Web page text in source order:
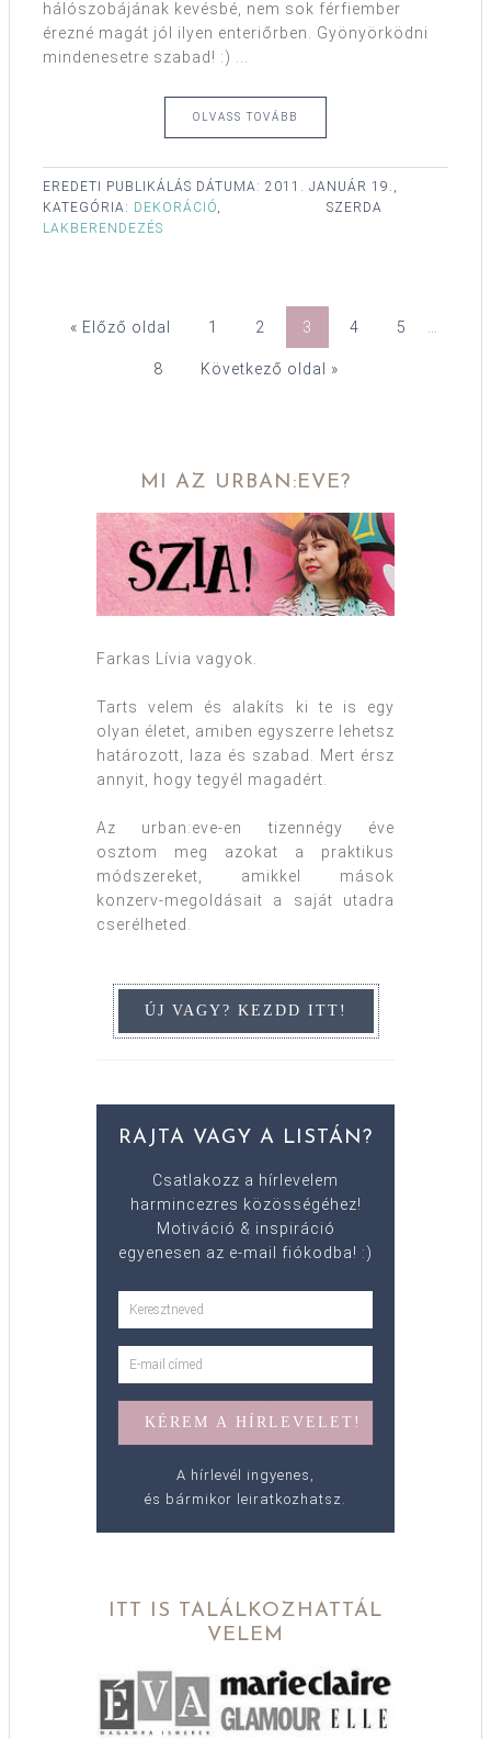
hálószobájának kevésbé, nem sok férfiember
érezné magát jól ilyen enteriőrben. Gyönyörködni
mindenesetre szabad! :) ...
OLVASS TOVÁBB
EREDETI PUBLIKÁLÁS DÁTUMA: 2011. JANUÁR 19.,
SZERDA
KATEGÓRIA: DEKORÁCIÓ,
LAKBERENDEZÉS
« Előző oldal 1 2 3 4 5
8 Következő oldal »
MI AZ URBAN:EVE?
Farkas Lívia vagyok.
Tarts velem és alakíts ki te is egy
olyan életet, amiben egyszerre lehetsz
határozott, laza és szabad. Mert érsz
annyit, hogy tegyél magadért.
Az urban:eve-en tizennégy éve
osztom meg azokat a praktikus
módszereket, amikkel mások
konzerv-megoldásait a saját utadra
cserélheted.
RAJTA VAGY A LISTÁN?
Csatlakozz a hírlevelem
harmincezres közösségéhez!
Motiváció & inspiráció
egyenesen az e-mail fiókodba! :)
A hírlevél ingyenes,
és bármikor leiratkozhatsz.
ITT IS TALÁLKOZHATTÁL
VELEM